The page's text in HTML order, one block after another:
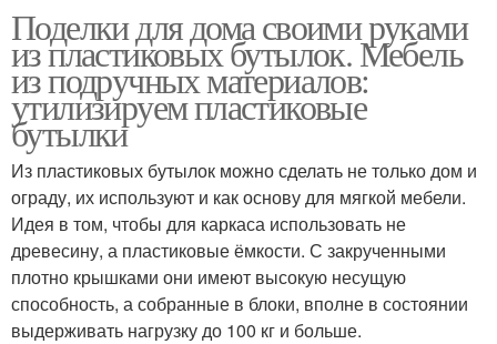
Поделки для дома своими руками
из пластиковых бутылок. Мебель
из подручных материалов:
утилизируем пластиковые
бутылки
Из пластиковых бутылок можно сделать не только дом и
ограду, их используют и как основу для мягкой мебели.
Идея в том, чтобы для каркаса использовать не
древесину, а пластиковые ёмкости. С закрученными
плотно крышками они имеют высокую несущую
способность, а собранные в блоки, вполне в состоянии
выдерживать нагрузку до 100 кг и больше.